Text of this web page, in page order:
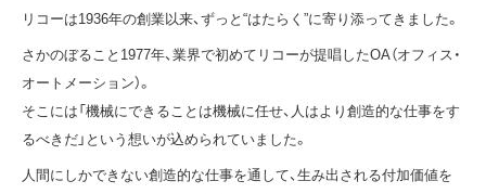
リコーは1936年の創業以来、ずっと“はたらく”に寄り添ってきました。
さかのぼること1977年、業界で初めてリコーが提唱したOA（オフィス・
オートメーション）。
そこには「機械にできることは機械に任せ、人はより創造的な仕事をす
るべきだ」という 想いが込められていました。
人間にしかできない創造的な仕事を通して、生み出される付加価値を